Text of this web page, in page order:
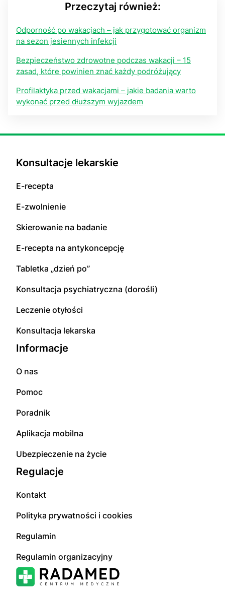
Przeczytaj również:
Odporność po wakacjach – jak przygotować organizm
na sezon jesiennych infekcji
Bezpieczeństwo zdrowotne podczas wakacji – 15
zasad, które powinien znać każdy podróżujący
Profilaktyka przed wakacjami – jakie badania warto
wykonać przed dłuższym wyjazdem
Konsultacje lekarskie
E-recepta
E-zwolnienie
Skierowanie na badanie
E-recepta na antykoncepcję
Tabletka „dzień po”
Konsultacja psychiatryczna (dorośli)
Leczenie otyłości
Konsultacja lekarska
Informacje
O nas
Pomoc
Poradnik
Aplikacja mobilna
Ubezpieczenie na życie
Regulacje
Kontakt
Polityka prywatności i cookies
Regulamin
Regulamin organizacyjny